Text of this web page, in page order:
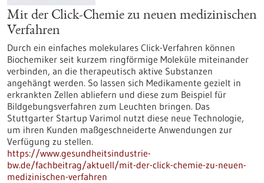
Mit der Click-Chemie zu neuen medizinischen
Verfahren
Durch ein einfaches molekulares Click-Verfahren können
Biochemiker seit kurzem ringförmige Moleküle miteinander
verbinden, an die therapeutisch aktive Substanzen
angehängt werden. So lassen sich Medikamente gezielt in
erkrankten Zellen abliefern und diese zum Beispiel für
Bildgebungsverfahren zum Leuchten bringen. Das
Stuttgarter Startup Varimol nutzt diese neue Technologie,
um ihren Kunden maßgeschneiderte Anwendungen zur
Verfügung zu stellen.
https://www.gesundheitsindustrie-
bw.de/fachbeitrag/aktuell/mit-der-click-chemie-zu-neuen-
medizinischen-verfahren